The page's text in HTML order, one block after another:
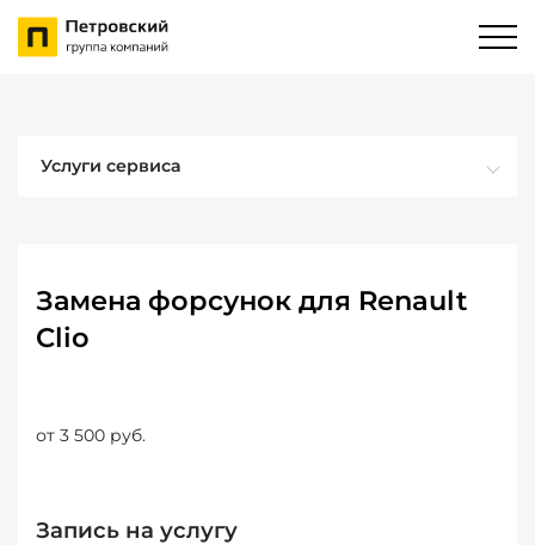
Услуги сервиса
Замена форсунок для Renault
Clio
от 3 500 руб.
Запись на услугу